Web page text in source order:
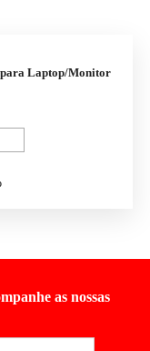
Laptop/Monitor
as nossas